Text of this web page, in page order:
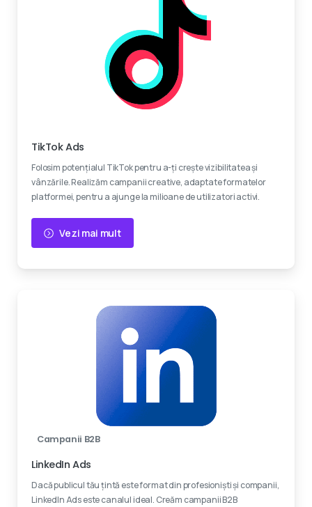
TikTok Ads
Folosim potențialul TikTok pentru a-ți crește vizibilitatea și
vânzările. Realizăm campanii creative, adaptate formatelor
platformei, pentru a ajunge la milioane de utilizatori activi.
Vezi mai mult
Campanii B2B
LinkedIn Ads
Dacă publicul tău țintă este format din profesioniști și companii,
LinkedIn Ads este canalul ideal. Creăm campanii B2B